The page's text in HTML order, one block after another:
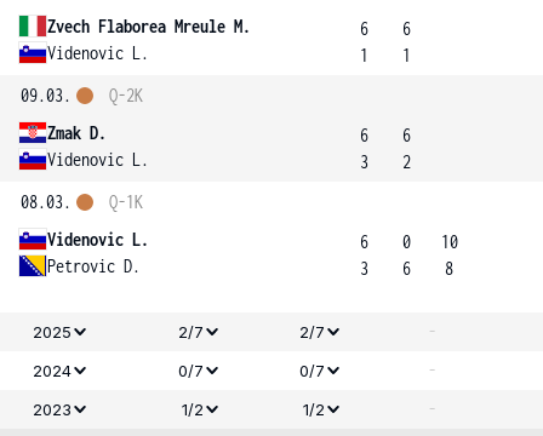
Zvech Flaborea Mreule M.
Videnovic L.
6
1
6
1
09.03.
Zmak D.
Videnovic L.
Q-2K
6
3
6
2
08.03.
Videnovic L.
Petrovic D.
Q-1K
6
3
0
6
10
8
2025 2/7 2/7 -
2024 0/7 0/7 -
2023 1/2 1/2
-